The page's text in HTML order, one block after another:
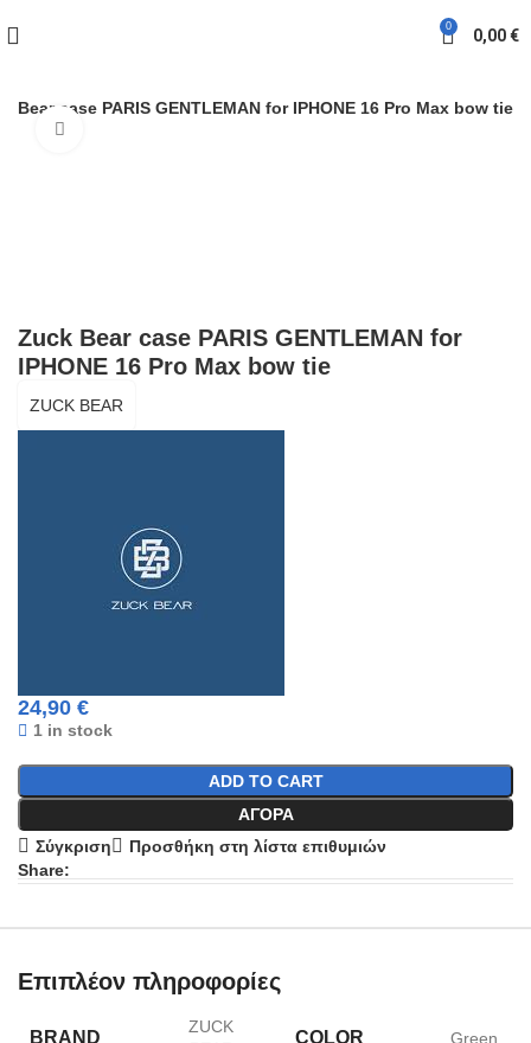
0 0,00€
Bear case PARIS GENTLEMAN for IPHONE 16 Pro Max bow tie
Zuck Bear case PARIS GENTLEMAN for
IPHONE 16 Pro Max bow tie
ZUCK BEAR
24,90€
1 in stock
ADD TO CART
ΑΓΟΡΆ
Σύγκριση
Προσθήκη στη λίστα επιθυμιών
Share:
Επιπλέον πληροφορίες
BRAND
ZUCK
COLOR Green